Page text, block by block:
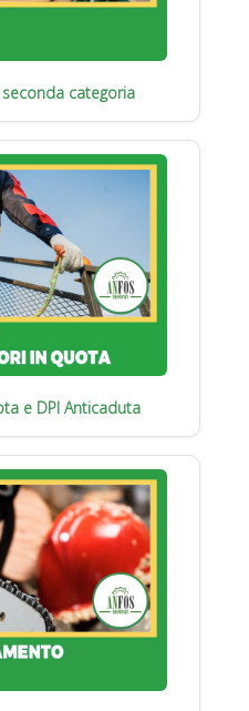
categoria
e DPI Anticaduta